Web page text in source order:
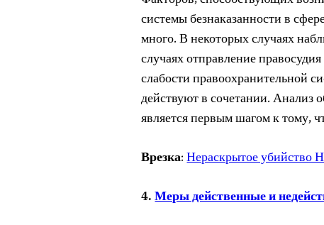
системы безнаказанности в
много. В некоторых случаях
случаях отправление
слабости правоохранительной
действуют в сочетании. Анализ
является первым шагом к тому,
Врезка:Нераскрытое убийство
4.Меры действенные и